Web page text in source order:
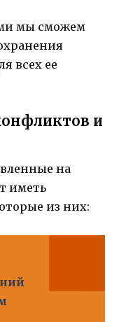
мы сможем
всех ее
и
на
иметь
из них: